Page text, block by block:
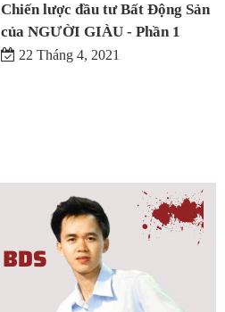
Chiến lược đầu tư Bất Động Sản
của NGƯỜI GIÀU - Phần 1
22 Tháng 4, 2021